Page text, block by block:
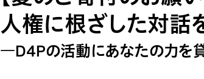
人権に根ざした対話
―D4Pの活動にあなたの力を